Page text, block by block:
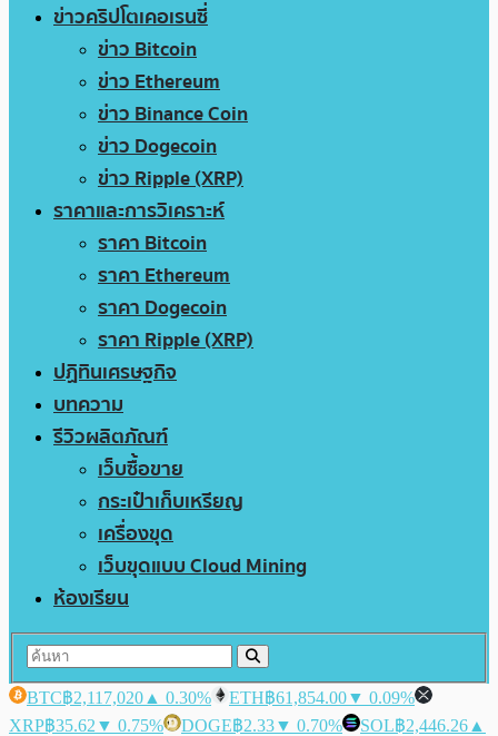
ข่าวคริปโตเคอเรนซี่
ข่าว Bitcoin
ข่าว Ethereum
ข่าว Binance Coin
ข่าว Dogecoin
ข่าว Ripple (XRP)
ราคาและการวิเคราะห์
ราคา Bitcoin
ราคา Ethereum
ราคา Dogecoin
ราคา Ripple (XRP)
ปฏิทินเศรษฐกิจ
บทความ
รีวิวผลิตภัณฑ์
เว็บซื้อขาย
กระเป๋าเก็บเหรียญ
เครื่องขุด
เว็บขุดแบบ Cloud Mining
ห้องเรียน
BTC฿2,117,020 ▲ 0.30% ETH฿61,854.00▼ 0.09%
XRP฿35.62 ▼ 0.75% DOGE฿2.33▼ 0.70% SOL฿2,446.26 ▲